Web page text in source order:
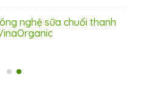
nghệ sữa chuối thanh